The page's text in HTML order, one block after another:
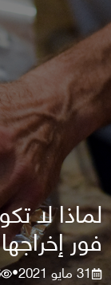
لماذا لا
فور
31 مايو 2021 •